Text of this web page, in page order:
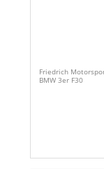
Friedrich
BMW 3er F30